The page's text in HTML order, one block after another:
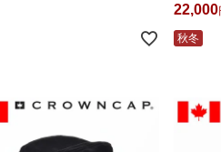
22,000
秋冬